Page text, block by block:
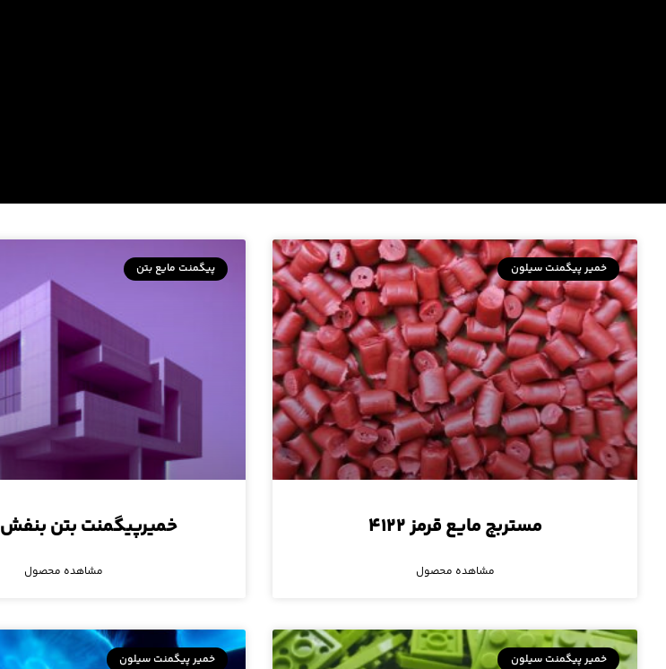
خمیر پیگمنت سیلون
مستربچ مایع قرمز ۴۱۲۲
مشاهده محصول
پیگمنت مایع بتن
خمیرپیگمنت بتن بنفش ۳۰۲۳
مشاهده محصول
خمیر پیگمنت سیلون خمیر پیگمنت سیلون